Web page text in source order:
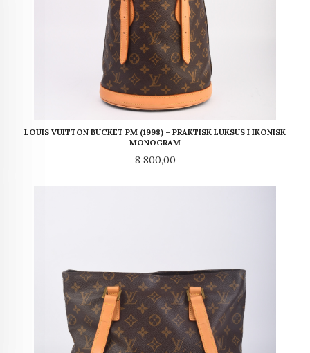
LOUIS VUITTON BUCKET PM (1998) – PRAKTISK LUKSUS I IKONISK
MONOGRAM
Pris
8 800,00